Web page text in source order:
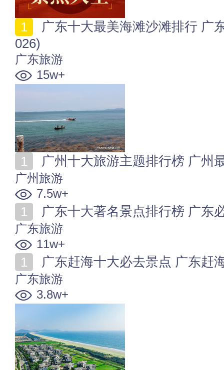
026)
广东旅游
15w+
广州十大旅游主题排行榜 广州
广州旅游
7.5w+
广东十大著名景点排行榜 广东必
广东旅游
11w+
广东赶海十大必去景点 广东赶
广东旅游
3.8w+